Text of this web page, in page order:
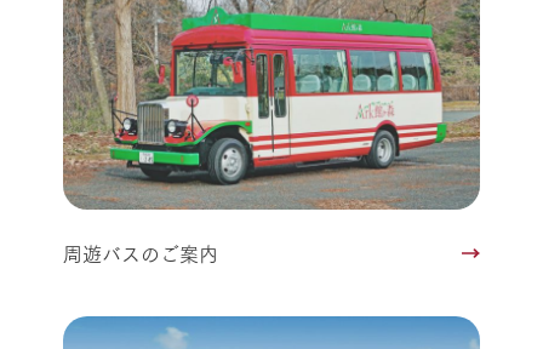
周遊バスのご案内